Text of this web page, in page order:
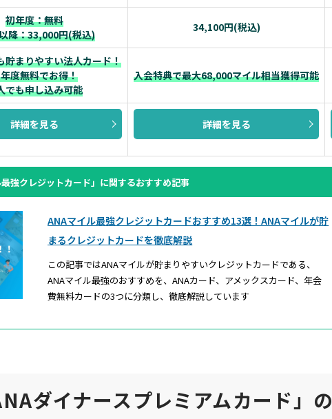
初年度：無料
降：33,000円(税込)
34,100円(税込)
貯まりやすい法人カード！
度無料でお得！
でも申し込み可能
入会特典で最大68,000マイル相当獲得可能
詳細を見る 詳細を見る
強クレジットカード」に関するおすすめ記事
ANAマイル最強クレジットカードおすすめ13選！ANAマイルが貯
まるクレジットカードを徹底解説
この記事ではANAマイルが貯まりやすいクレジットカードである、
ANAマイル最強のおすすめを、ANAカード、アメックスカード、年会
費無料カードの3つに分類し、徹底解説しています
ダイナースプレミアムカード」の